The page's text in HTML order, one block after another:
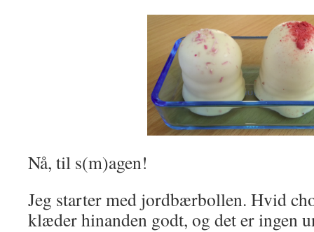
Nå, til s(m)agen!
Jeg starter med jordbærbollen. Hvid
klæder hinanden godt, og det er ingen